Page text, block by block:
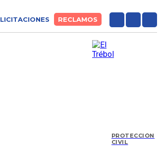
LICITACIONES RECLAMOS
PROTECCIÓN
CIVIL